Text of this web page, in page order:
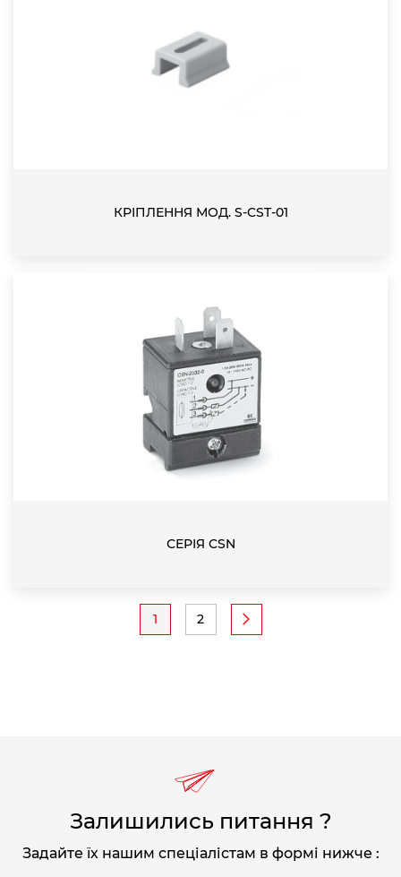
КРІПЛЕННЯ МОД. S-CST-01
СЕРІЯ CSN
Current
1 Page
2
Залишились питання ?
Задайте їх нашим спеціалістам в формі нижче :